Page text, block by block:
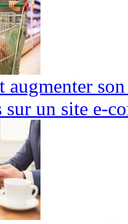
augmenter
sur un site e-